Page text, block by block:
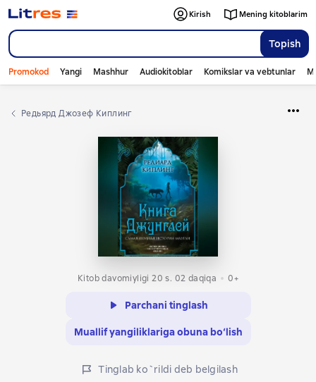
Topish
Kirish Mening kitoblarim
Promokod Yangi Mashhur Audiokitoblar Komikslar va vebtunlar
Редьярд Джозеф Киплинг
Kitob davomiyligi 20 s. 02 daqiqa 0+
Parchani tinglash
Muallif yangiliklariga obuna bo‘lish
Tinglab ko`rildi deb belgilash